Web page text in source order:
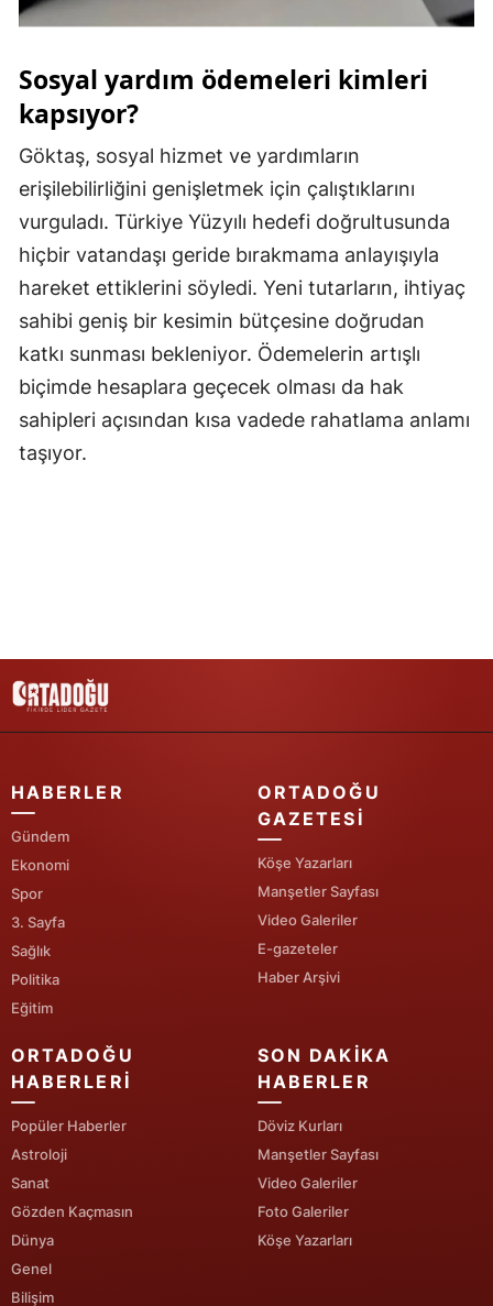
Tokat
Tunceli
Şanlıurfa
Uşak
Van
Yozgat
Iğdır
Yalova
Karabük
Kilis
Sosyal yardım ödemeleri kimleri
kapsıyor?
Göktaş, sosyal hizmet ve yardımların
erişilebilirliğini genişletmek için çalıştıklarını
vurguladı. Türkiye Yüzyılı hedefi doğrultusunda
hiçbir vatandaşı geride bırakmama anlayışıyla
hareket ettiklerini söyledi. Yeni tutarların, ihtiyaç
sahibi geniş bir kesimin bütçesine doğrudan
katkı sunması bekleniyor. Ödemelerin artışlı
biçimde hesaplara geçecek olması da hak
sahipleri açısından kısa vadede rahatlama anlamı
taşıyor.
HABERLER
Gündem
Ekonomi
Spor
3. Sayfa
Sağlık
Politika
Eğitim
ORTADOĞU
GAZETESI
Köşe Yazarları
Manşetler Sayfası
Video Galeriler
E-gazeteler
Haber Arşivi
ORTADOĞU
HABERLERI
Popüler Haberler
Astroloji
Sanat
Gözden Kaçmasın
Dünya
Genel
Bilişim
SON DAKIKA
HABERLER
Döviz Kurları
Manşetler Sayfası
Video Galeriler
Foto Galeriler
Köşe Yazarları